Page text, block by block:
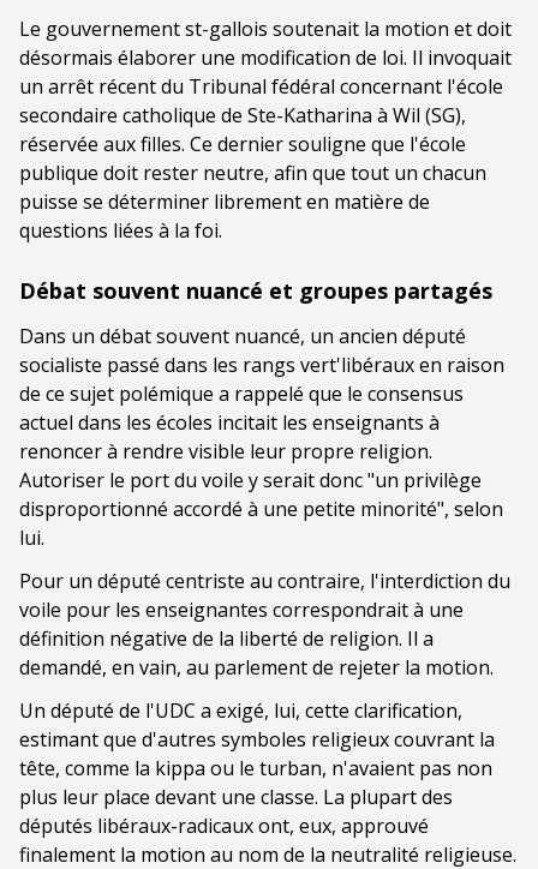
Le gouvernement st-gallois soutenait la motion et doit
désormais élaborer une modification de loi. Il invoquait
un arrêt récent du Tribunal fédéral concernant l'école
secondaire catholique de Ste-Katharina à Wil (SG),
réservée aux filles. Ce dernier souligne que l'école
publique doit rester neutre, afin que tout un chacun
puisse se déterminer librement en matière de
questions liées à la foi.
Débat souvent nuancé et groupes partagés
Dans un débat souvent nuancé, un ancien député
socialiste passé dans les rangs vert'libéraux en raison
de ce sujet polémique a rappelé que le consensus
actuel dans les écoles incitait les enseignants à
renoncer à rendre visible leur propre religion.
Autoriser le port du voile y serait donc "un privilège
disproportionné accordé à une petite minorité", selon
lui.
Pour un député centriste au contraire, l'interdiction du
voile pour les enseignantes correspondrait à une
définition négative de la liberté de religion. Il a
demandé, en vain, au parlement de rejeter la motion.
Un député de l'UDC a exigé, lui, cette clarification,
estimant que d'autres symboles religieux couvrant la
tête, comme la kippa ou le turban, n'avaient pas non
plus leur place devant une classe. La plupart des
députés libéraux-radicaux ont, eux, approuvé
finalement la motion au nom de la neutralité religieuse.